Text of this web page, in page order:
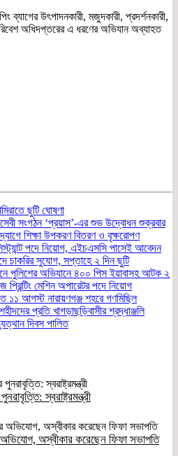
ব্যাগের উৎপাদনকারী, মজুদকারী, প্রদর্শনকারী,
অধিদপ্তরের এ ধরণের অভিযান অব্যাহত
ছুটি ঘোষণা
সংগঠন ‘প্রয়াস’-এর শুভ উদ্বোধন শুক্রবার
শিক্ষা উপকরণ বিতরণ ও বৃক্ষরোপণ
পদে নিয়োগ, এইচএসসি পাসেই আবেদন
চাকরির সুযোগ, সপ্তাহে ২ দিন ছুটি
পুলিশের অভিযানে ৪০০ পিস ইয়াবাসহ আটক ২
প্রিন্টিং মেশিন অপারেটর পদে নিয়োগ
১১ আগস্ট নারায়ণগঞ্জ শহরে গণমিছিল
প্রতি খাগড়াছড়িবাসীর শ্রদ্ধাঞ্জলি
দিবস পালিত
স্বরাষ্ট্রমন্ত্রী
অস্বীকার করেছেন ফিফা সভাপতি